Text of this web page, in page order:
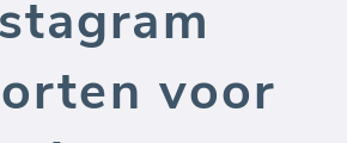
voor